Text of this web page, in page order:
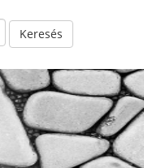
Keresés: